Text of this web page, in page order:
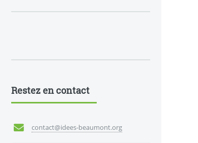
Restez en contact
contact@idees-beaumont.org